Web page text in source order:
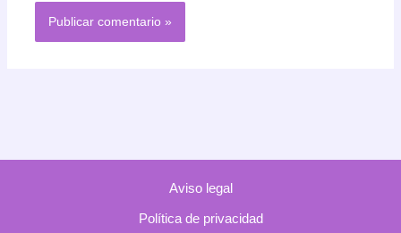
Aviso legal
Política de privacidad